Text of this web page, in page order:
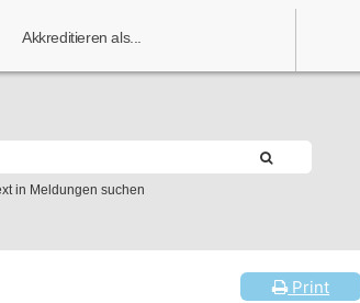
Akkreditieren als...
in Meldungen suchen
Print